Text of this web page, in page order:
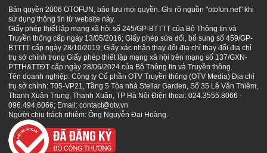
S
Bản quyền 2006 OTOFUN, bảo lưu mọi quyền. Ghi rõ nguồn "otofun.net" khi
sử dụng thông tin từ website này.
Giấy phép thiết lập mạng xã hội số 245/GP-BTTTT của Bộ Thông tin và
Truyền thông cấp ngày 13/05/2016; Giấy phép sửa đổi, bổ sung số 459/GP-
BTTTT cấp ngày 28/10/2019; Giấy xác nhận thay đổi địa chỉ thay đổi địa chỉ
trụ sở chính trong Giấy phép thiết lập mạng xã hội trên mạng số 137/GXN-
PTTH&TTĐT cấp ngày 28/06/2024 của Bộ Thông tin và Truyền thông.
Tên doanh nghiệp: Công ty Cổ phần OTV Truyền thông (OTV Media) Địa chỉ
trụ sở chính: T05-VP21, Tầng 5 Tòa nhà Stellar Garden, Số 35 Lê Văn Thiêm,
Thanh Xuân Trung, Thanh Xuân, TP Hà Nội Điện thoại: 024.3555.8066 -
096.494.6066; Email: contact@otv.vn
Người chịu trách nhiệm: Ông Nguyễn Đại Hoàng.